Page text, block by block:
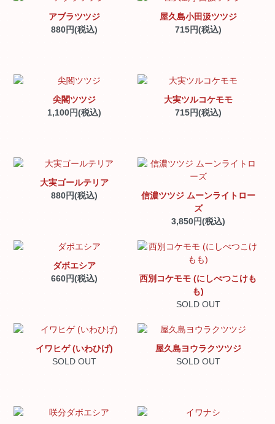
アブラツツジ
880円(税込)
屋久島小田汲ツツジ
715円(税込)
尖閣ツツジ
1,100円(税込)
大実ツルコケモモ
715円(税込)
大実ゴールテリア
880円(税込)
信濃ツツジ ムーンライトロー
ズ
3,850円(税込)
ダボエシア
660円(税込)
西別コケモモ (にしべつこけも
も)
SOLD OUT
イワヒゲ (いわひげ)
SOLD OUT
屋久島ヨウラクツツジ
SOLD OUT